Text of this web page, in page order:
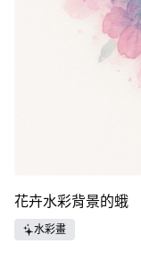
花卉水彩背景的蛾
水彩畫